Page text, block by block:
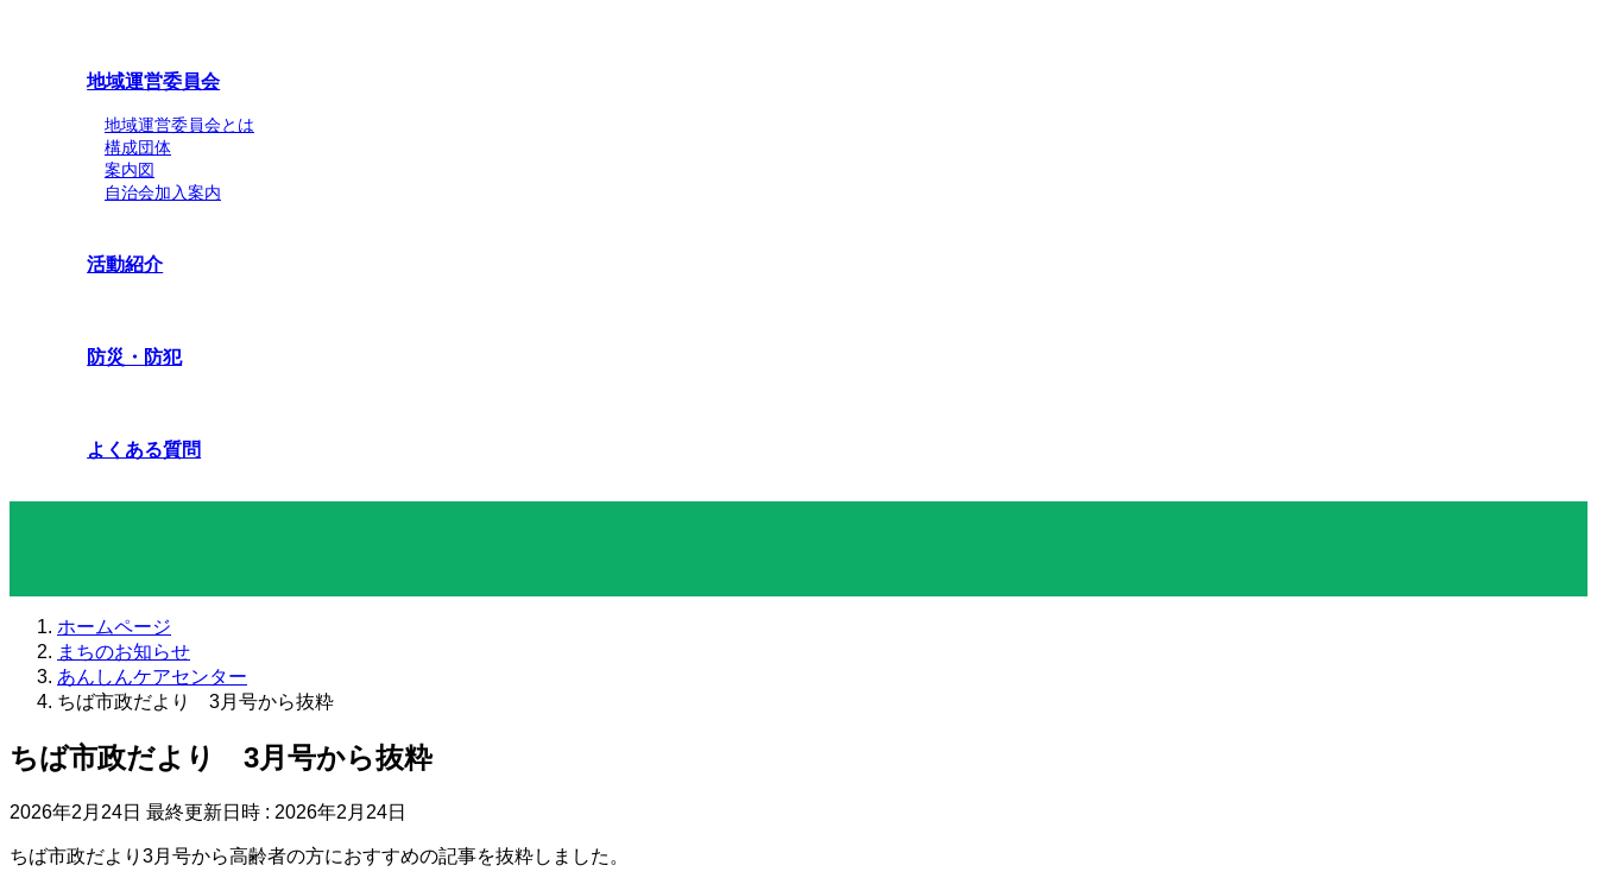
地域運営委員会
地域運営委員会とは
構成団体
案内図
自治会加入案内
活動紹介
防災・防犯
よくある質問
ホームページ
まちのお知らせ
あんしんケアセンター
ちば市政だより 3月号から抜粋
ちば市政だより 3月号から抜粋
2026年2月24日 最終更新日時 : 2026年2月24日
ちば市政だより3月号から高齢者の方におすすめの記事を抜粋しました。